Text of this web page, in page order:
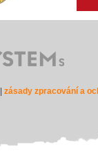
zásady zpracování a